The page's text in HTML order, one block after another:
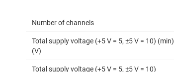
Number of channels
Total supply voltage (+5 V = 5, ±5 V = 10) (min)
(V)
Total supply voltage (+5 V = 5, ±5 V = 10)